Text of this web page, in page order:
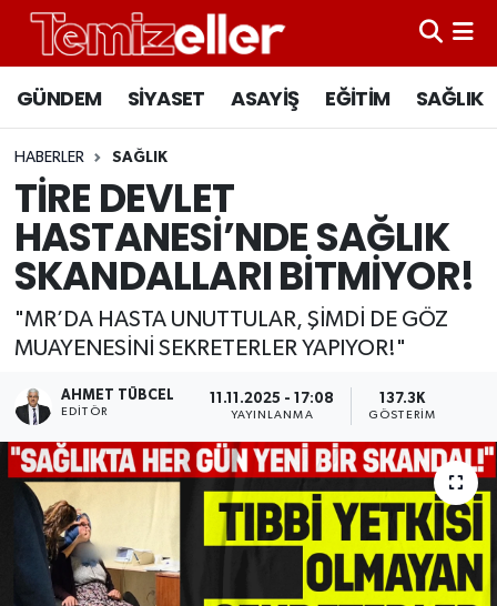
GÜNDEM SİYASET ASAYİŞ EĞİTİM SAĞLIK
HABERLER SAĞLIK
TİRE DEVLET
HASTANESİ’NDE SAĞLIK
SKANDALLARI BİTMİYOR!
"MR’DA HASTA UNUTTULAR, ŞİMDİ DE GÖZ
MUAYENESİNİ SEKRETERLER YAPIYOR!"
AHMET TÜBCEL
EDITÖR
11.11.2025 - 17:08
YAYINLANMA
137.3K
GÖSTERIM
CANLI YAYIN
ASAYİŞ
EĞİTİM
SAĞLIK
Hava Durumu
Süper Lig Puan Durumu ve Fikstür
Tüm Manşetler
Son Dakika Haberleri